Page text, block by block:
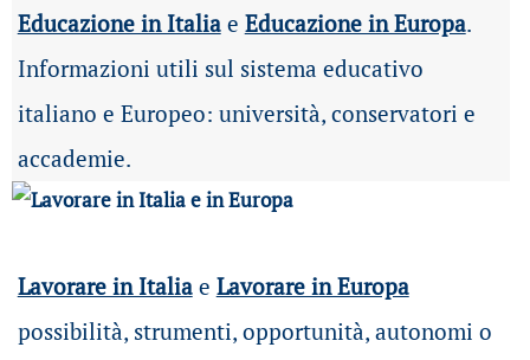
Educazione in Italiae Educazione in Europa.
Informazioni utili sul sistema educativo
italiano e Europeo: università, conservatori e
accademie.
Lavorare in Italia e Lavorare in Europa
possibilità, strumenti, opportunità, autonomi o